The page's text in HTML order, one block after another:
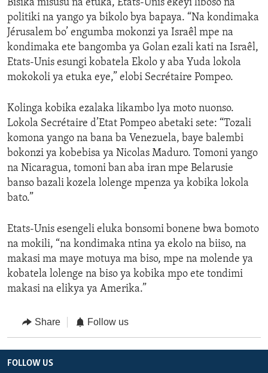
Bisika misusu na etuka, Etats-Unis ekeyi liboso na
politiki na yango ya bikolo bya bapaya. “Na kondimaka
Jérusalem bo’ engumba mokonzi ya Israêl mpe na
kondimaka ete bangomba ya Golan ezali kati na Israêl,
Etats-Unis esungi kobatela Ekolo y aba Yuda lokola
mokokoli ya etuka eye,” elobi Secrétaire Pompeo.
Kolinga kobika ezalaka likambo lya moto nuonso.
Lokola Secrétaire d’Etat Pompeo abetaki sete: “Tozali
komona yango na bana ba Venezuela, baye balembi
bokonzi ya kobebisa ya Nicolas Maduro. Tomoni yango
na Nicaragua, tomoni ban aba iran mpe Belarusie
banso bazali kozela lolenge mpenza ya kobika lokola
bato.”
Etats-Unis esengeli eluka bonsomi bonene bwa bomoto
na mokili, “na kondimaka ntina ya ekolo na biiso, na
makasi ma maye motuya ma biso, mpe na molende ya
kobatela lolenge na biso ya kobika mpo ete tondimi
makasi na elikya ya Amerika.”
Share Follow us
FOLLOW US